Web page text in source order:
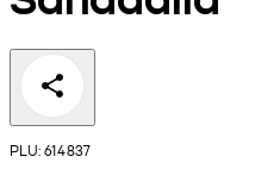
PLU: 614837